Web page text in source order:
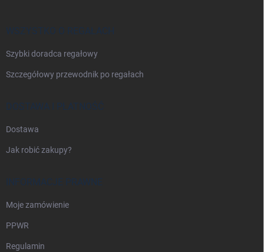
WSZYSTKO O REGAŁACH
Szybki doradca regałowy
Szczegółowy przewodnik po regałach
DOSTAWA I PŁATNOŚĆ
Dostawa
Jak robić zakupy?
INFORMACJE PRAWNE
Moje zamówienie
PPWR
Regulamin